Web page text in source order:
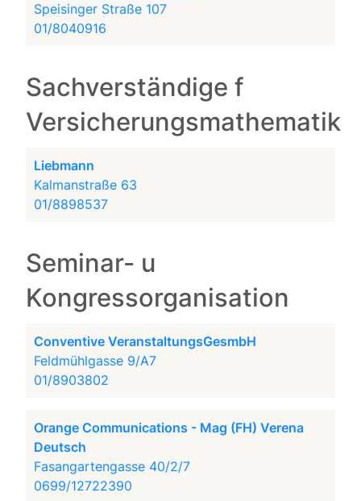
Speisinger Straße 107
01/8040916
Sachverständige f
Versicherungsmathematik
Liebmann
Kalmanstraße 63
01/8898537
Seminar- u
Kongressorganisation
Conventive VeranstaltungsGesmbH
Feldmühlgasse 9/A7
01/8903802
Orange Communications - Mag (FH) Verena
Deutsch
Fasangartengasse 40/2/7
0699/12722390